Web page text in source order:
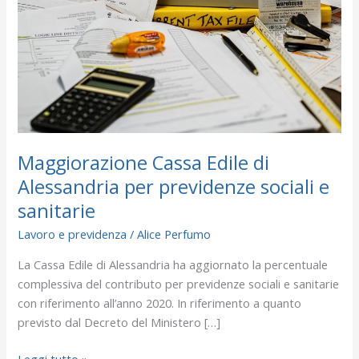
Maggiorazione Cassa Edile di
Alessandria per previdenze sociali e
sanitarie
Lavoro e previdenza /Alice Perfumo
La Cassa Edile di Alessandria ha aggiornato la percentuale
complessiva del contributo per previdenze sociali e sanitarie
con riferimento all’anno 2020. In riferimento a quanto
previsto dal Decreto del Ministero […]
previdenze
sociali
sanitarie